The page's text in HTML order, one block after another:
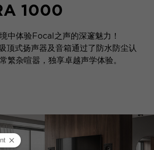
1000
中体验Focal之声的深邃魅力！
式扬声器及音箱通过了防水防尘认
繁杂喧嚣，独享卓越声学体验。